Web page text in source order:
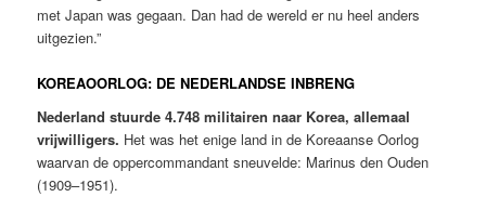
met Japan was gegaan. Dan had de wereld er nu heel anders
uitgezien.”
KOREAOORLOG: DE NEDERLANDSE INBRENG
Nederland stuurde 4.748 militairen naar Korea, allemaal
vrijwilligers. Het was het enige land in de Koreaanse Oorlog
waarvan de oppercommandant sneuvelde: Marinus den Ouden
(1909–1951).